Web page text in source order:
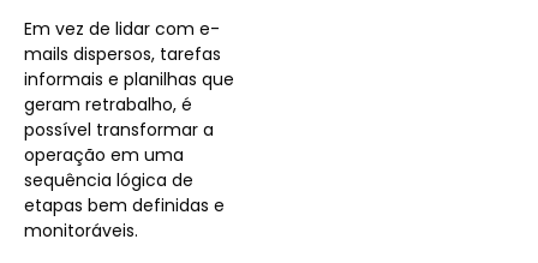
Em vez de lidar com e-
mails dispersos, tarefas
informais e planilhas que
geram retrabalho, é
possível transformar a
operação em uma
sequência lógica de
etapas bem definidas e
monitoráveis.